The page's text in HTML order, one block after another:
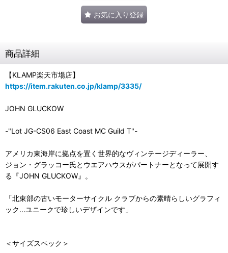
お気に入り登録
商品詳細
【KLAMP楽天市場店】
https://item.rakuten.co.jp/klamp/3335/
JOHN GLUCKOW
-"Lot JG-CS06 East Coast MC Guild T"-
アメリカ東海岸に拠点を置く世界的なヴィンテージディーラー、
ジョン・グラッコー氏とウエアハウスがパートナーとなって展開す
る『JOHN GLUCKOW』。
「北東部の古いモーターサイクル クラブからの素晴らしいグラフィ
ック...ユニークで珍しいデザインです」
＜サイズスペック＞